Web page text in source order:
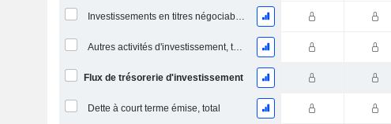
Investissements en titres négociables et en actions, total
Autres activités d'investissement, total
Flux de trésorerie d'investissement
Dette à court terme émise, total